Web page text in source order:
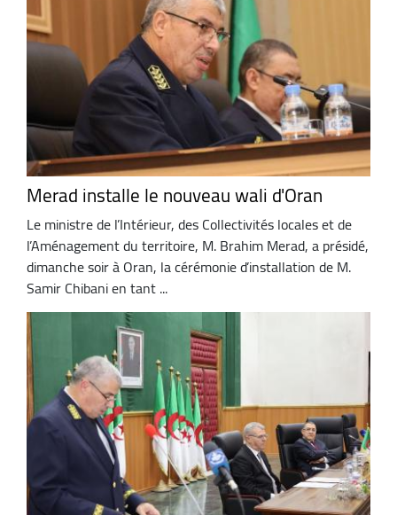
Merad installe le nouveau wali d'Oran
Le ministre de l’Intérieur, des Collectivités locales et de
l’Aménagement du territoire, M. Brahim Merad, a présidé,
dimanche soir à Oran, la cérémonie d’installation de M.
Samir Chibani en tant ...